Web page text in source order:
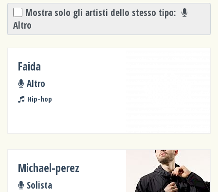
Mostra solo gli artisti dello stesso tipo:
Altro
Faida
Altro
Hip-hop
Michael-perez
Solista